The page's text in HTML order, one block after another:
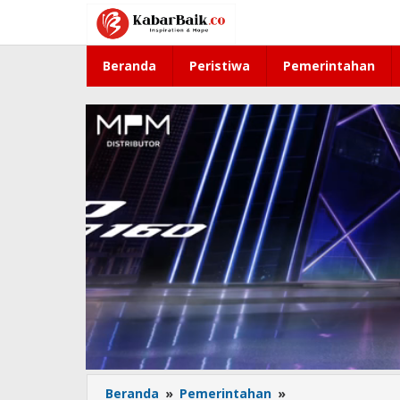
konten
Beranda Peristiwa Pemerintahan
Beranda » Pemerintahan »